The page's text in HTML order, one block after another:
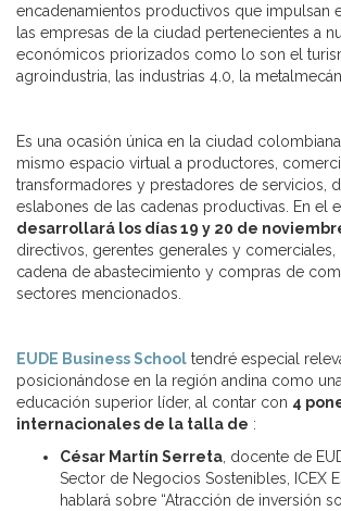
encadenamientos productivos que impulsan
las empresas de la ciudad pertenecientes a
económicos priorizados como lo son el
agroindustria, las industrias 4.0, la
Es una ocasión única en la ciudad
mismo espacio virtual a productores,
transformadores y prestadores de servicios,
eslabones de las cadenas productivas. En el
desarrollará los días 19 y 20 de
directivos, gerentes generales y comerciales,
cadena de abastecimiento y compras de
sectores mencionados.
EUDE Business School tendré especial
posicionándose en la región andina como
educación superior líder, al contar con 4
internacionales de la talla de :
César Martín Serreta, docente de
Sector de Negocios Sostenibles, ICEX
hablará sobre “Atracción de inversión